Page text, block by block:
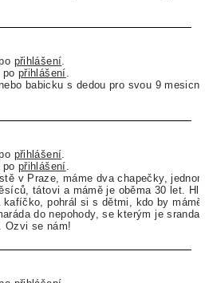
přihlášení
po přihlášení
babicku s dedou pro svou 9
přihlášení
po přihlášení
v Praze, máme dva chapečky,
tátovi a mámě je oběma 30 let.
kafíčko, pohrál si s dětmi, kdo by
do nepohody, se kterým je
Ozvi se nám!